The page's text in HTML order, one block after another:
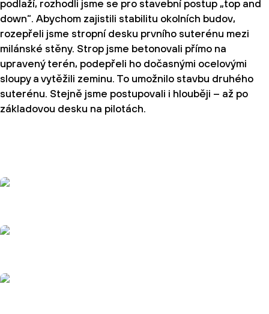
podlaží, rozhodli jsme se pro stavební postup „top and
down“. Abychom zajistili stabilitu okolních budov,
rozepřeli jsme stropní desku prvního suterénu mezi
milánské stěny. Strop jsme betonovali přímo na
upravený terén, podepřeli ho dočasnými ocelovými
sloupy a vytěžili zeminu. To umožnilo stavbu druhého
suterénu. Stejně jsme postupovali i hlouběji – až po
základovou desku na pilotách.